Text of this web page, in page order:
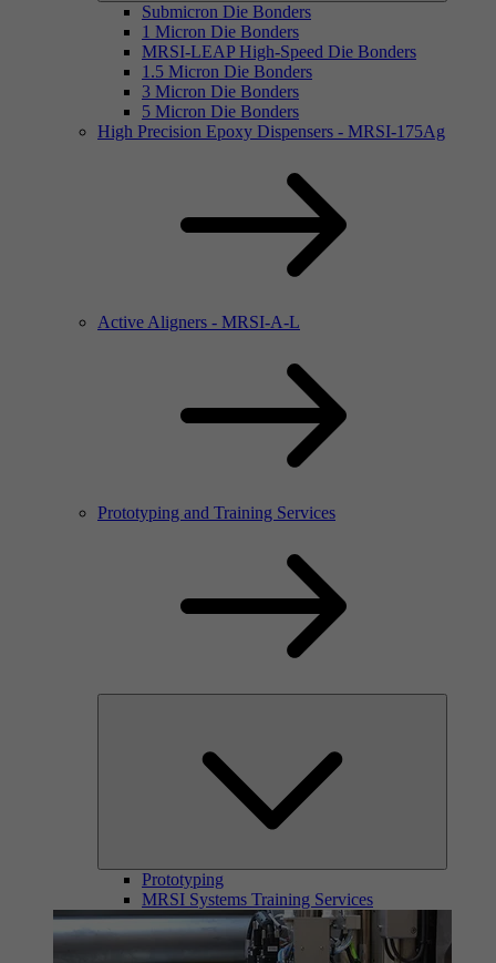
Submicron Die Bonders
1 Micron Die Bonders
MRSI-LEAP High-Speed Die Bonders
1.5 Micron Die Bonders
3 Micron Die Bonders
5 Micron Die Bonders
High Precision Epoxy Dispensers - MRSI-175Ag
Active Aligners - MRSI-A-L
Prototyping and Training Services
Prototyping
MRSI Systems Training Services